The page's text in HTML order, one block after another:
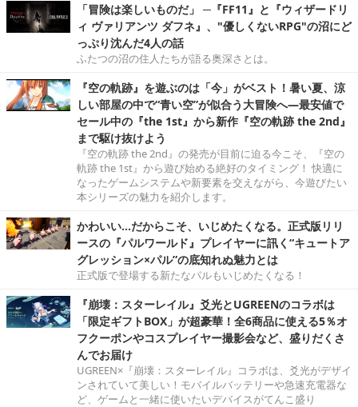
「冒険は楽しいものだ」 ─『FF11』と『ウィザードリ
ィ ヴァリアンツ ダフネ』、"優しくないRPG"の沼にど
っぷり沈んだ4人の話
ふたつの沼の住人たちが語る奥深さとは。
『空の軌跡』を遊ぶのは「今」がベスト！暑い夏、涼
しい部屋の中で“青い空”が似合う大冒険へ―最安値で
セール中の『the 1st』から新作『空の軌跡 the 2nd』
まで駆け抜けよう
『空の軌跡 the 2nd』の発売が目前に迫る今こそ、『空の
軌跡 the 1st』から遊び始める絶好のタイミング！ 快適に
なったゲームシステムや新要素を交えながら、今遊びたい
本シリーズの魅力を紹介します。
かわいい…だからこそ、いじめたくなる。正式版リリ
ースの『パルワールド』プレイヤーに訊く“キュートア
グレッション×パル”の底知れぬ魅力とは
正式版で登場する新たなパルもいじめたくなる！
『崩壊：スターレイル』爻光とUGREENのコラボは
「限定ギフトBOX」が超豪華！全6商品に使える5％オ
フクーポンやコスプレイヤー撮影会など、盛りだくさ
んでお届け
UGREEN×『崩壊：スターレイル』コラボは、爻光がデザイ
ンされていて美しい！モバイルバッテリーや急速充電器な
ど、ゲームと一緒に使いたいデバイスがてんこ盛り